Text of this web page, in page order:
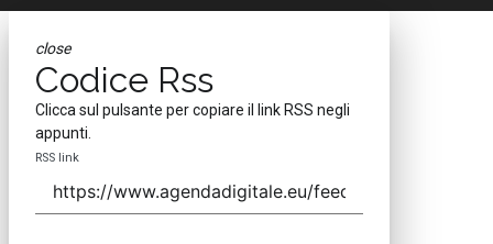
close
Codice Rss
Clicca sul pulsante per copiare il link RSS negli
appunti.
RSS link